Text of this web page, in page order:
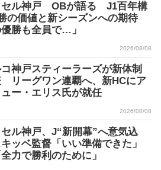
セル神戸 OBが語る J1百年構
の価値と新シーズンへの期待
優勝も全員で…」
2026/08/08
神戸スティーラーズが新体制
リーグワン連覇へ、新HCにア
ー・エリス氏が就任
2026/08/08
ル神戸、J“新開幕”へ意気込
ッベ監督「いい準備できた」
力で勝利のために」